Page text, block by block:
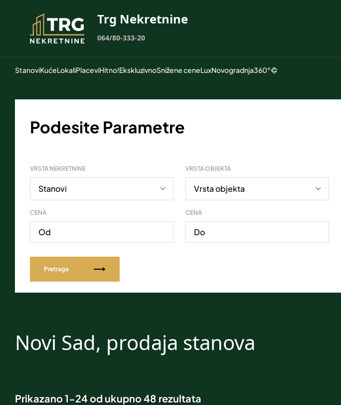
Trg Nekretnine
064/80-333-20
StanoviKućeLokaliPlaceviHitno!EkskluzivnoSnižene ceneLuxNovogradnja360°
Podesite Parametre
VRSTA NEKRETNINE VRSTA OBJEKTA
CENA CENA
Pretraga
Novi Sad, prodaja stanova
Prikazano 1-24 od ukupno 48 rezultata